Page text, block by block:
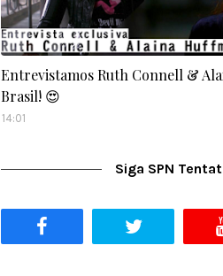
Entrevistamos Ruth Connell &
Brasil! 😍
14:01
Siga SPN